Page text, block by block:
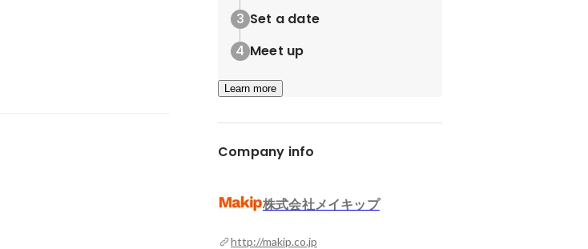
Set a date
Meet up
Learn more
Company info
株式会社メイキップ
http://makip.co.jp